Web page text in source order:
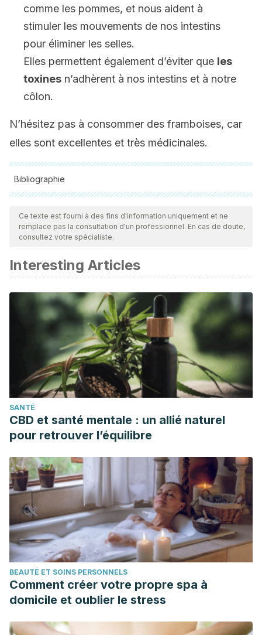
comme les pommes, et nous aident à
stimuler les mouvements de nos intestins
pour éliminer les selles.
Elles permettent également d’éviter que les
toxines n’adhèrent à nos intestins et à notre
côlon.
N’hésitez pas à consommer des framboises, car
elles sont excellentes et très médicinales.
Bibliographie
Toutes les sources citées ont été examinées en profondeur
par notre équipe pour garantir leur qualité, leur fiabilité, leur
actualité et leur validité. La bibliographie de cet article a été
ou scientifique
SOARES, Marcia et al. Avaliação da atividade antioxidante
e identificação dos ácidos fenólicos presentes no bagaço
de maçã cv. Gala.Ciência e Tecnologia de Alimentos, v.
28, n. 3, p. 727-732, 2008.
DA SILVA OLIVEIRA, Daniela et al. Vitamina C, carotenoides,
fenólicos totais e atividade antioxidante de goiaba, manga
e mamão procedentes da Ceasa do Estado de Minas
Gerais.Acta Scientiarum. Health Sciences, v. 33, n. 1,
2011.
DUARTE-ALMEIDA, Joaquim Maurício et al. Avaliação da
atividade antioxidante utilizando sistema β-caroteno/ácido
linoléico e método de seqüestro de radicais
DPPH.Ciência e Tecnologia de Alimentos, v. 26, n. 2, p.
446-452, 2006.
Ce texte est fourni à des fins d'information uniquement et ne
remplace pas la consultation d'un professionnel. En cas de doute,
consultez votre spécialiste.
Interesting Articles
SANTÉ
CBD et santé mentale : un allié naturel
pour retrouver l’équilibre
BEAUTÉ ET SOINS PERSONNELS
Comment créer votre propre spa à
domicile et oublier le stress